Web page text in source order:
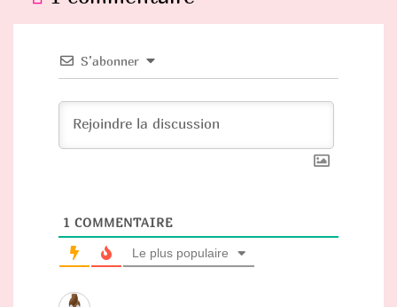
S’abonner
1 COMMENTAIRE
Le plus populaire